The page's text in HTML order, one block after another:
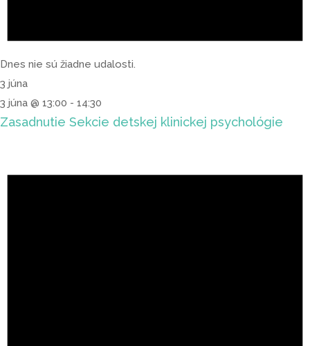
Dnes nie sú žiadne udalosti.
3 júna
3 júna @ 13:00 - 14:30
Zasadnutie Sekcie detskej klinickej psychológie